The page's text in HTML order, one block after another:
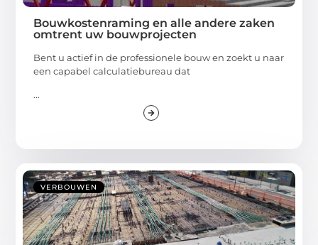
Bouwkostenraming en alle andere zaken
omtrent uw bouwprojecten
Bent u actief in de professionele bouw en zoekt u naar
een capabel calculatiebureau dat
...
VERBOUWEN